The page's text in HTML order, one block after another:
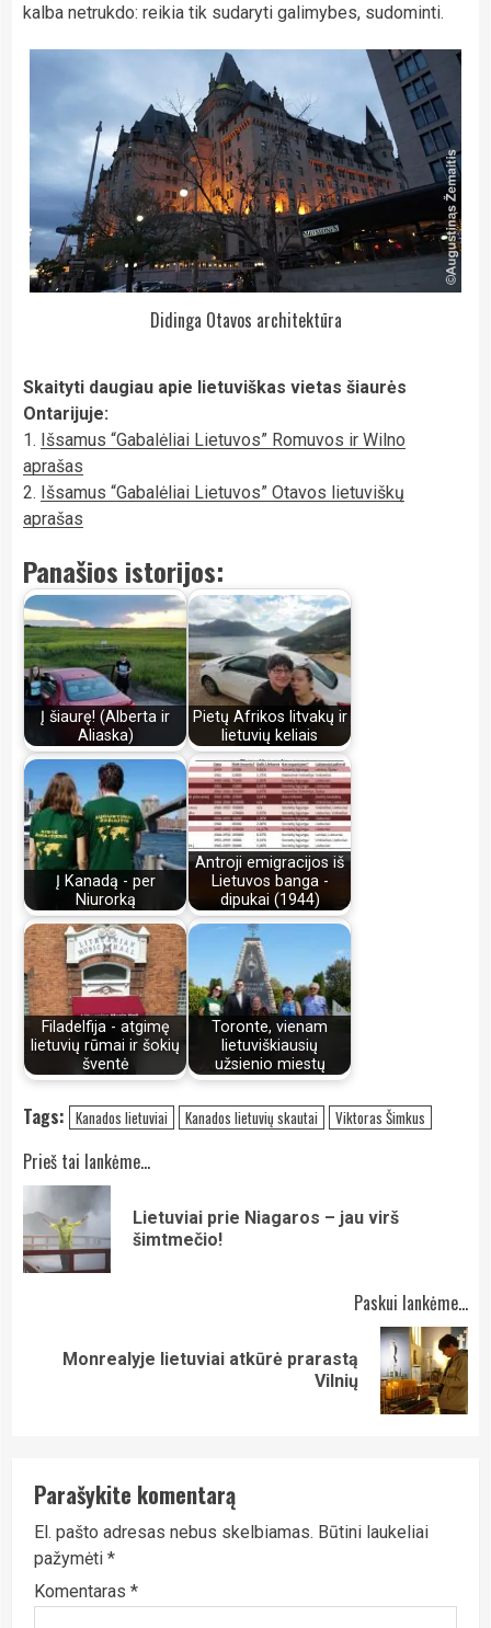
kalba netrukdo: reikia tik sudaryti galimybes, sudominti.
Didinga Otavos architektūra
Skaityti daugiau apie lietuviškas vietas šiaurės
Ontarijuje:
1. Išsamus “Gabalėliai Lietuvos” Romuvos ir Wilno
aprašas
2. Išsamus “Gabalėliai Lietuvos” Otavos lietuviškų
aprašas
Panašios istorijos:
Į šiaurę! (Alberta ir
Aliaska)
Pietų Afrikos litvakų ir
lietuvių keliais
Į Kanadą - per
Niurorką
Antroji emigracijos iš
Lietuvos banga -
dipukai (1944)
Filadelfija - atgimę
lietuvių rūmai ir šokių
šventė
Toronte, vienam
lietuviškiausių
užsienio miestų
Tags: Kanados lietuviai Kanados lietuvių skautai Viktoras Šimkus
Continue
Reading
Prieš tai lankėme...
Lietuviai prie Niagaros – jau virš
šimtmečio!
Paskui lankėme...
Monrealyje lietuviai atkūrė prarastą
Vilnių
Parašykite komentarą
El. pašto adresas nebus skelbiamas. Būtini laukeliai
pažymėti *
Komentaras *